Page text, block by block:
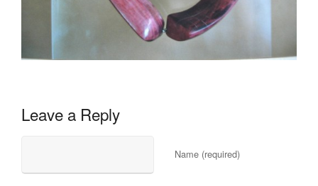
Leave a Reply
Name (required)